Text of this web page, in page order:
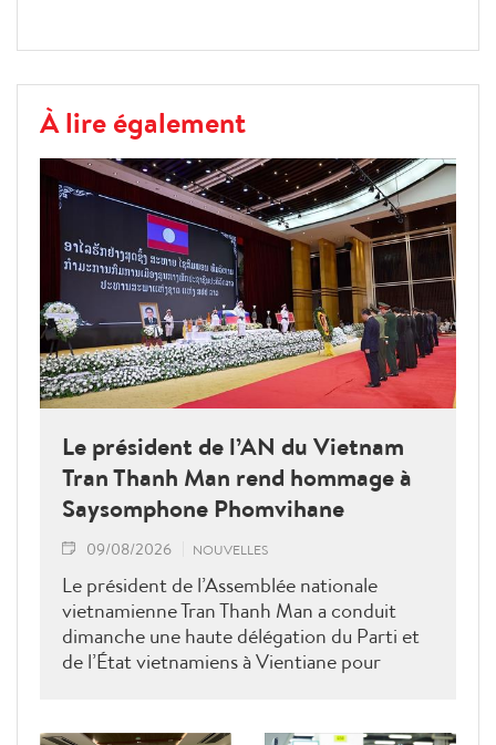
À lire également
Le président de l’AN du Vietnam
Tran Thanh Man rend hommage à
Saysomphone Phomvihane
09/08/2026 NOUVELLES
Le président de l’Assemblée nationale
vietnamienne Tran Thanh Man a conduit
dimanche une haute délégation du Parti et
de l’État vietnamiens à Vientiane pour
Phomvihane, soulignant ses contributions